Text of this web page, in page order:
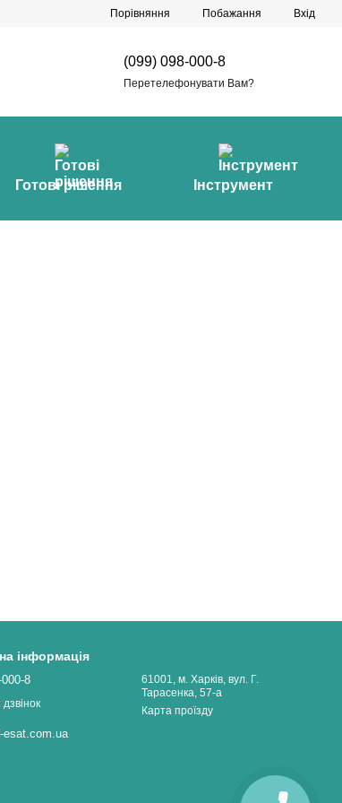
Порівняння Побажання Вхід
(099) 098-000-8
Перетелефонувати Вам?
Готові рішення Інструмент
інформація
8
esat.com.ua
61001, м. Харків, вул. Г.
Тарасенка, 57-а
Карта проїзду